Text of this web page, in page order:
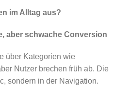
im Alltag aus?
aber schwache Conversion
über Kategorien wie
Nutzer brechen früh ab. Die
sondern in der Navigation.